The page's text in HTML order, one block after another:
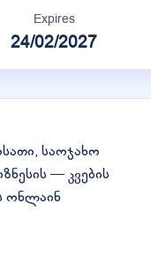
Expires
24/02/2027
საოჯახო
— კვების
ონლაინ